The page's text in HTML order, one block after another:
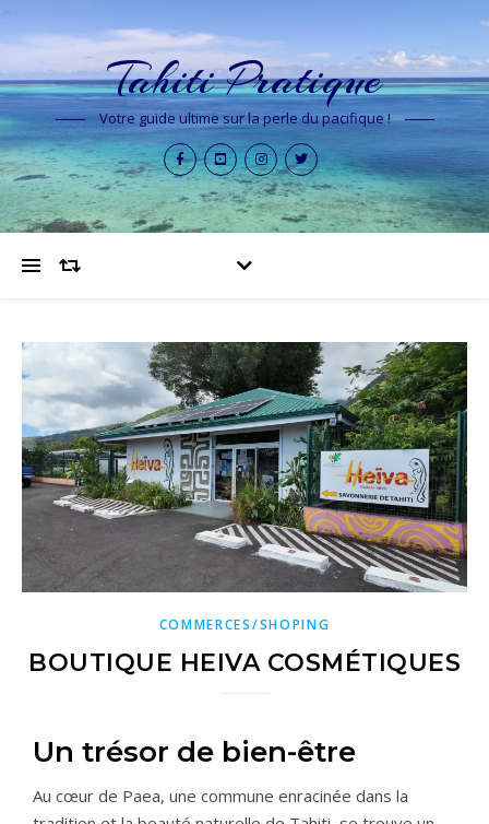
Tahiti Pratique
Votre guide ultime sur la perle du pacifique !
COMMERCES/SHOPING
BOUTIQUE HEIVA COSMÉTIQUES
Un trésor de bien-être
Au cœur de Paea, une commune enracinée dans la